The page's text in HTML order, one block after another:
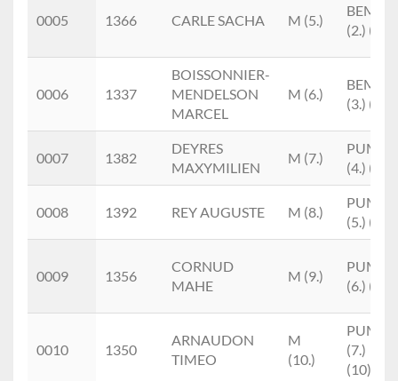
0005 1366 CARLE SACHA M (5.)
BEM
(2.) (5)
0006 1337
BOISSONNIER-
MENDELSON
MARCEL
M (6.)
BEM
(3.) (6)
0007 1382
DEYRES
MAXYMILIEN
M (7.)
PUM
(4.) (7)
0008 1392 REY AUGUSTE M (8.)
PUM
(5.) (8)
0009 1356
CORNUD
MAHE
M (9.)
PUM
(6.) (9)
0010 1350
ARNAUDON
TIMEO
M
(10.)
PUM
(7.)
(10)